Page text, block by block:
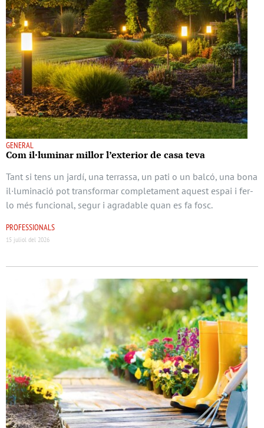
GENERAL
Com il·luminar millor l’exterior de casa teva
Tant si tens un jardí, una terrassa, un pati o un balcó, una bona
il·luminació pot transformar completament aquest espai i fer-
lo més funcional, segur i agradable quan es fa fosc.
PROFESSIONALS
15 juliol del 2026